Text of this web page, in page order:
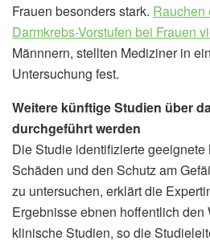
Frauen besonders stark. Rauchen
Darmkrebs-Vorstufen bei Frauen
Männnern, stellten Mediziner in
Untersuchung fest.
Weitere künftige Studien über
durchgeführt werden
Die Studie identifizierte
Schäden und den Schutz am
zu untersuchen, erklärt die
Ergebnisse ebnen hoffentlich den
klinische Studien, so die